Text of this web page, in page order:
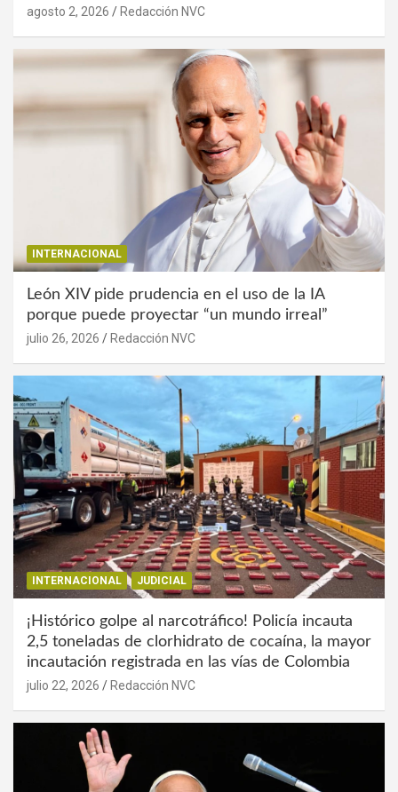
agosto 2, 2026 Redacción NVC
INTERNACIONAL
León XIV pide prudencia en el uso de la IA
porque puede proyectar “un mundo irreal”
julio 26, 2026 Redacción NVC
INTERNACIONAL JUDICIAL
¡Histórico golpe al narcotráfico! Policía incauta
2,5 toneladas de clorhidrato de cocaína, la mayor
incautación registrada en las vías de Colombia
julio 22, 2026 Redacción NVC